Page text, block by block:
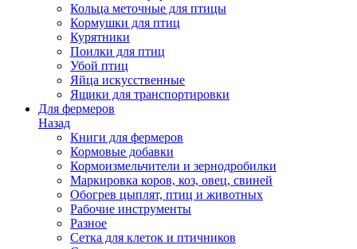
Кольца меточные для птицы
Кормушки для птиц
Курятники
Поилки для птиц
Убой птиц
Яйца искусственные
Ящики для транспортировки
Для фермеров
Назад
Книги для фермеров
Кормовые добавки
Кормоизмельчители и зернодробилки
Маркировка коров, коз, овец, свиней
Обогрев цыплят, птиц и животных
Рабочие инструменты
Разное
Сетка для клеток и птичников